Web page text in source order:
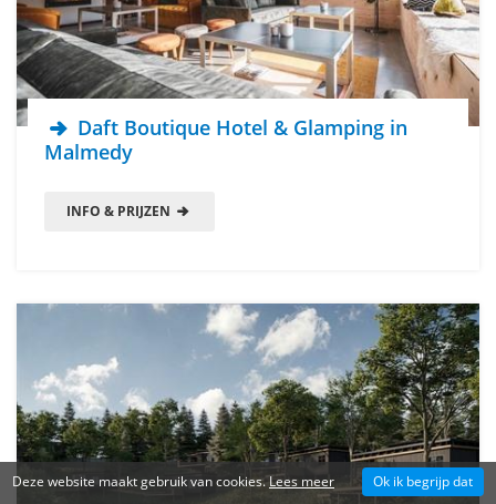
Daft Boutique Hotel & Glamping in
Malmedy
INFO & PRIJZEN
Deze website maakt gebruik van cookies.Lees meer Ok ik begrijp dat